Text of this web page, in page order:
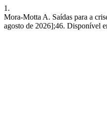
1.
Mora-Motta A. Saídas para a
agosto de 2026];46. Disponível